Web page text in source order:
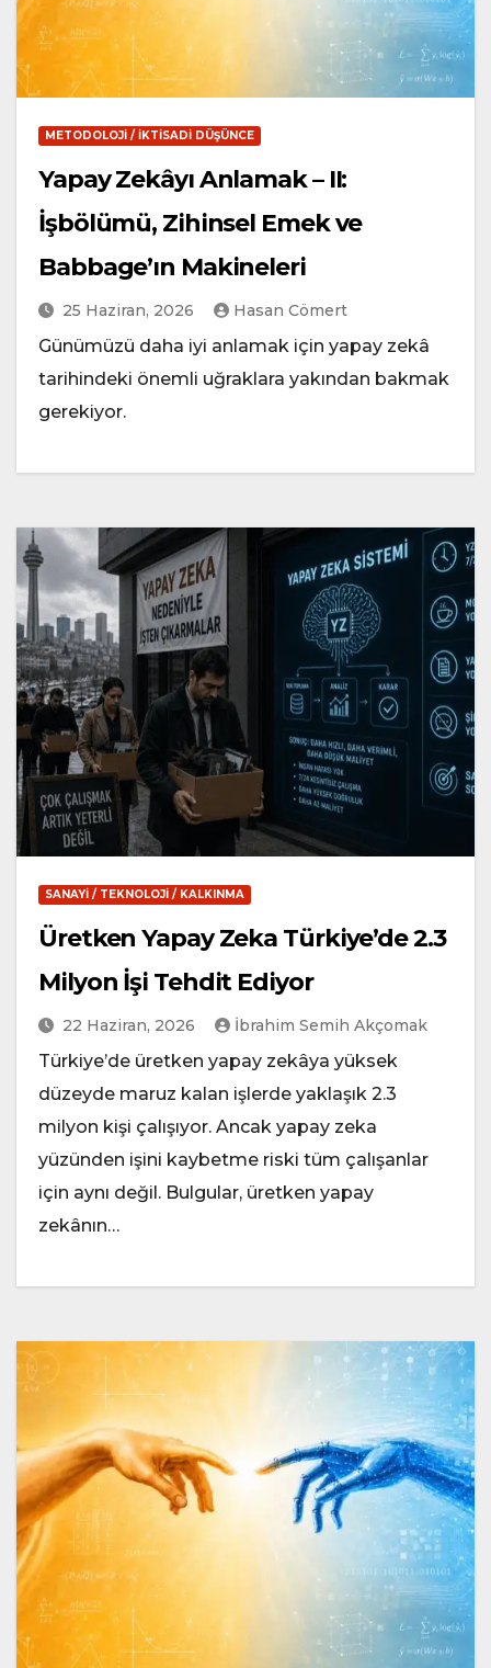
METODOLOJI / İKTISADI DÜŞÜNCE
Yapay Zekâyı Anlamak – II:
İşbölümü, Zihinsel Emek ve
Babbage’ın Makineleri
25 Haziran, 2026 Hasan Cömert
Günümüzü daha iyi anlamak için yapay zekâ
tarihindeki önemli uğraklara yakından bakmak
gerekiyor.
SANAYI / TEKNOLOJI / KALKINMA
Üretken Yapay Zeka Türkiye’de 2.3
Milyon İşi Tehdit Ediyor
22 Haziran, 2026 İbrahim Semih Akçomak
Türkiye’de üretken yapay zekâya yüksek
düzeyde maruz kalan işlerde yaklaşık 2.3
milyon kişi çalışıyor. Ancak yapay zeka
yüzünden işini kaybetme riski tüm çalışanlar
için aynı değil. Bulgular, üretken yapay
zekânın…